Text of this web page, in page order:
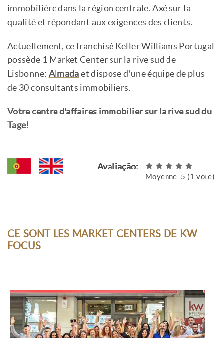
immobilière dans la région centrale. Axé sur la
qualité et répondant aux exigences des clients.
Actuellement, ce franchisé Keller Williams Portugal
possède 1 Market Center sur la rive sud de
Lisbonne: Almada et dispose d'une équipe de plus
de 30 consultants immobiliers.
Votre centre d'affaires immobiliersur la rive sud du
Tage!
Avaliação:
Moyenne: 5 (1 vote)
CE SONT LES MARKET CENTERS DE KW
FOCUS